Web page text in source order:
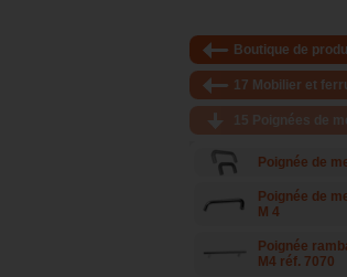
Boutique de
17 Mobilier et
15 Poignées de
Poignée de
Poignée de
M 4
Poignée
M4 réf. 7070